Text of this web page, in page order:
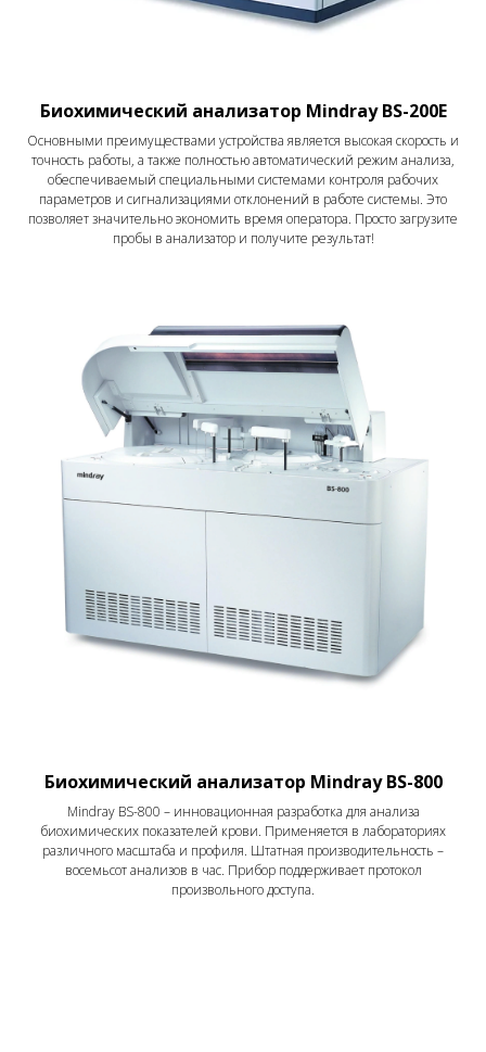
Биохимический анализатор Mindray BS-200E
Основными преимуществами устройства является высокая скорость и
точность работы, а также полностью автоматический режим анализа,
обеспечиваемый специальными системами контроля рабочих
параметров и сигнализациями отклонений в работе системы. Это
позволяет значительно экономить время оператора. Просто загрузите
пробы в анализатор и получите результат!
Биохимический анализатор Mindray BS-800
Mindray BS-800 – инновационная разработка для анализа
биохимических показателей крови. Применяется в лабораториях
различного масштаба и профиля. Штатная производительность –
восемьсот анализов в час. Прибор поддерживает протокол
произвольного доступа.